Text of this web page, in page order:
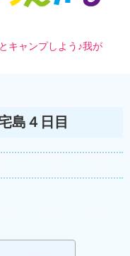
キャンプしよう♪我が
島４日目